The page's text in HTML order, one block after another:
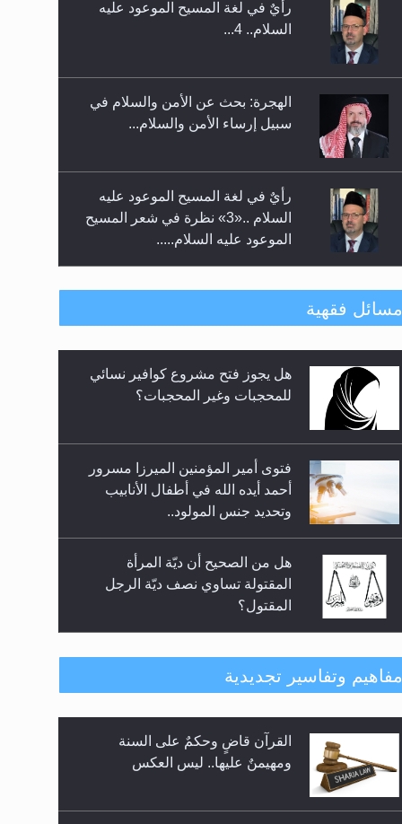
الهجرة: بحث عن الأمن والسلام في
رأيٌ في لغة المسيح الموعود عليه
الموعود عليه السلام.....
**الحصن الحصين من وساوس
المعارضين ...**...
مسائل فقهية
للمحجبات وغير المحجبات؟
فتوى أمير المؤمنين الميرزا مسرور
وتحديد جنس المولود..
هل من الصحيح أن ديّة المرأة
المقتولة تساوي نصف ديّة الرجل
المقتول؟
هل تعتبر الأشفار الاصطناعية
(الرموش الاصطناعية) والأظافر
البلاستيكية وطلاء الأظافر حاجبا
هل يُحسب حول الزكاة وفق السنةمفاهيم وتفاسير تجديديةالقرآن قاضٍ وحكمٌ على السنة
ومهيمنٌ عليها.. ليس العكس
لا ناسخ ولا منسوخ في القرآن الكريم